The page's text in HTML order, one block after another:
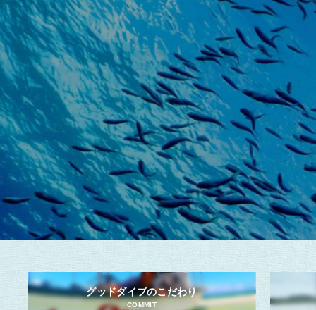
グッドダイブのこだわり
COMMIT